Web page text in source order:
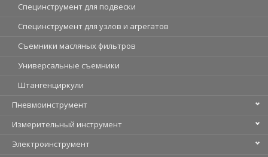
Специнструмент для подвески
Специнструмент для узлов и агрегатов
Съемники масляных фильтров
Универсальные съемники
Штангенциркули
Пневмоинструмент
Измерительный инструмент
Электроинструмент